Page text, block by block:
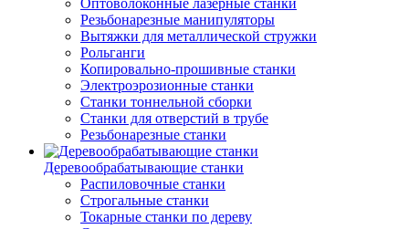
Оптоволоконные лазерные станки
Резьбонарезные манипуляторы
Вытяжки для металлической стружки
Рольганги
Копировально-прошивные станки
Электроэрозионные станки
Станки тоннельной сборки
Станки для отверстий в трубе
Резьбонарезные станки
Деревообрабатывающие станки
Распиловочные станки
Строгальные станки
Токарные станки по дереву